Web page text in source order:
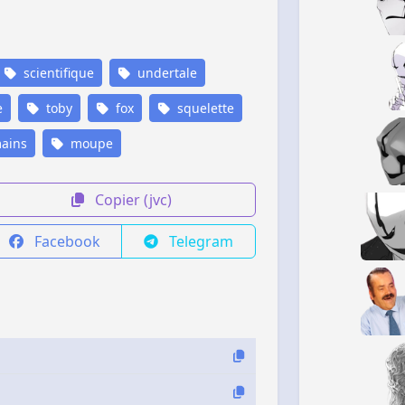
scientifique undertale
toby fox squelette
moupe
Copier (jvc)
Facebook Telegram